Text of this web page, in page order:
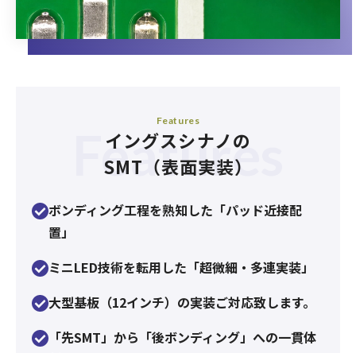
Features
Features
イングスシナノの
SMT（表面実装）
ボンディング工程を熟知した「パッド近接配
置」
ミニLED技術を転用した「超微細・多連実装」
大型基板（12インチ）の実装ご対応致します。
「先SMT」から「後ボンディング」への一貫体